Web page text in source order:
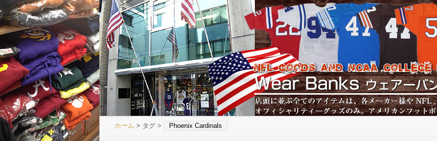
ホーム > タグ > Phoenix Cardinals